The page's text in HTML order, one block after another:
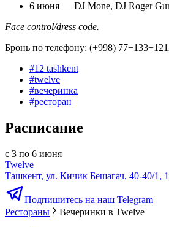
6 июня — DJ Mone, DJ Roger
Face control/dress code.
Бронь по телефону: (+998)
#12 tashkent
#twelve
#вечеринка
#ресторан
Расписание
с 3 по 6 июня
Twelve
Ташкент, ул. Кичик Бешагач, 40-40/1,
Подпишитесь на наш Telegram
Рестораны
Вечеринки в Twelve